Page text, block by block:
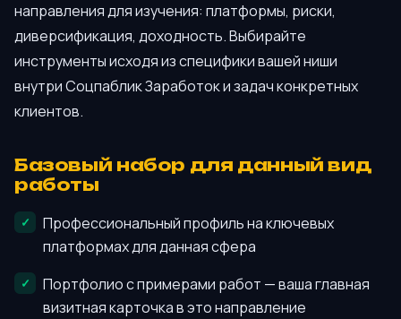
направления для изучения: платформы, риски,
диверсификация, доходность. Выбирайте
инструменты исходя из специфики вашей ниши
внутри Соцпаблик Заработок и задач конкретных
клиентов.
Базовый набор для данный вид
работы
Профессиональный профиль на ключевых
платформах для данная сфера
Портфолио с примерами работ — ваша главная
визитная карточка в это направление